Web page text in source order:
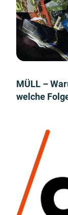
MÜLL –
welche